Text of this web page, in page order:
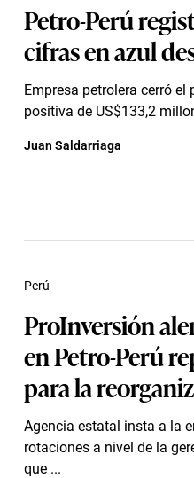
Petro-Perú
cifras en azul
Empresa petrolera cerró
positiva de US$133,2
Juan Saldarriaga
ProInversión
en Petro-Perú
para la
Agencia estatal insta a la
rotaciones a nivel de la
que ...
Perú